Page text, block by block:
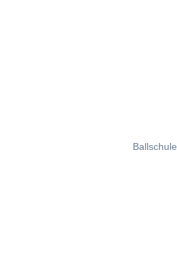
Ballschule